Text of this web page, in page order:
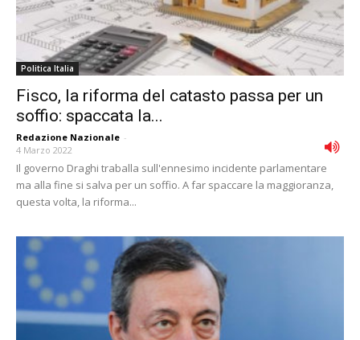
Politica Italia
Fisco, la riforma del catasto passa per un
soffio: spaccata la...
Redazione Nazionale -
4 Marzo 2022
Il governo Draghi traballa sull'ennesimo incidente parlamentare
ma alla fine si salva per un soffio. A far spaccare la maggioranza,
questa volta, la riforma...